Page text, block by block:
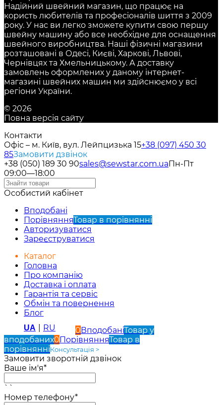
Надійний швейний магазин, що працює на
користь любителів та професіоналів шиття з 2009
року. У нас ви легко зможете купити свою першу
швейну машину або все необхідне для оснащення
швейного виробництва. Наші фізичні магазини
розташовані в Одесі, Києві, Харкові, Львові,
Чернівцях та Хмельницькому. А доставку
замовлень оформлених у даному інтернет-
магазині швейних машин ми здійснюємо у всі
регіони України.
© 2026
Повна версія сайту
Контакти
Офіс – м. Київ, вул. Лейпцизька 15+38 (097) 450 30
85Замовити дзвінок
+38 (050) 189 30 90sales@sewstar.com.uaПн-Пт
09:00—18:00
Особистий кабінет
Вподобані
ПорівнянняТовар в порівнянні
Авторизуватися
Зареєструватися
Каталог
Головна
Про компанію
Доставка і оплата
Гарантія та сервіс
Обмін та повернення
Блог
UA RU 0ВподобаніТовар у
вподобаних0ПорівнянняТовар в
порівнянніКонсультація >
Замовити зворотній дзвінок
Ваше ім'я*
``
Номер телефону*